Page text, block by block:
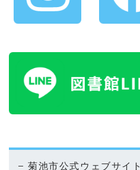
菊池市公式ウェブサイト